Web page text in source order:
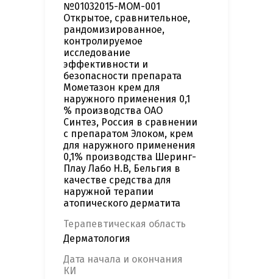
№01032015-MOM-001
Открытое, сравнительное,
рандомизированное,
контролируемое
исследование
эффективности и
безопасности препарата
Мометазон крем для
наружного применения 0,1
% производства ОАО
Синтез, Россия в сравнении
с препаратом Элоком, крем
для наружного применения
0,1% производства Шеринг-
Плау Лабо Н.В, Бельгия в
качестве средства для
наружной терапии
атопического дерматита
Терапевтическая область
Дерматология
Дата начала и окончания
КИ